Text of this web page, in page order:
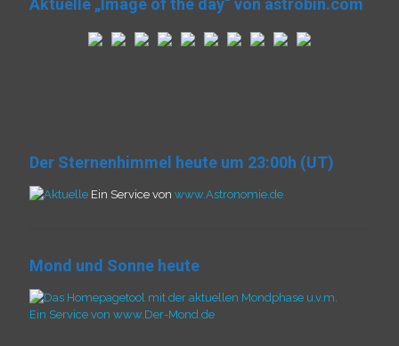
Aktuelle „Image of the day“ von astrobin.com
Der Sternenhimmel heute um 23:00h (UT)
Ein Service von www.Astronomie.de
Mond und Sonne heute
Ein Service von www.Der-Mond.de